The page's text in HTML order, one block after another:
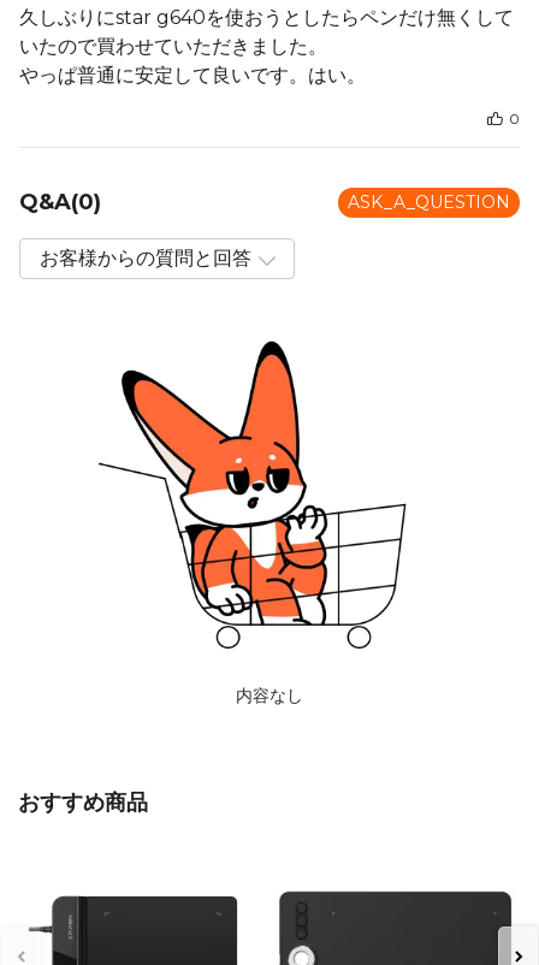
久しぶりにstar g640を使おうとしたらペンだけ無くして
いたので買わせていただきました。
やっぱ普通に安定して良いです。はい。
0
Q&A(0) ASK_A_QUESTION
内容なし
おすすめ商品